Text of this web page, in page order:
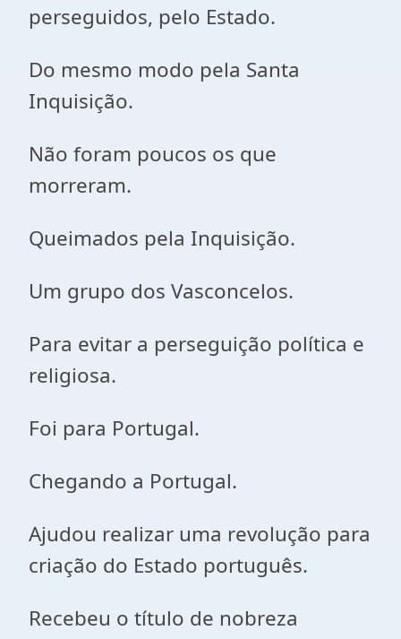
perseguidos, pelo Estado.
Do mesmo modo pela Santa
Inquisição.
Não foram poucos os que
morreram.
Queimados pela Inquisição.
Um grupo dos Vasconcelos.
Para evitar a perseguição política e
religiosa.
Foi para Portugal.
Chegando a Portugal.
Ajudou realizar uma revolução para
criação do Estado português.
Recebeu o título de nobreza